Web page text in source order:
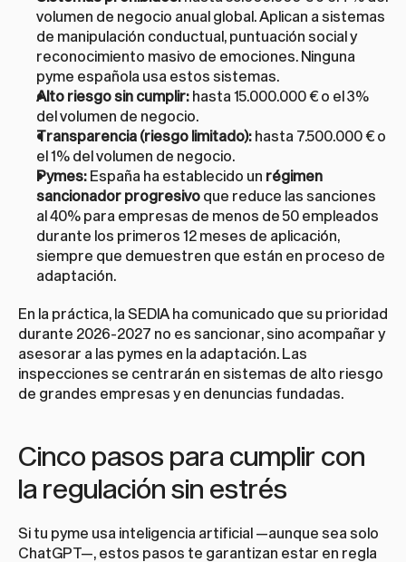
volumen de negocio anual global. Aplican a sistemas
de manipulación conductual, puntuación social y
reconocimiento masivo de emociones. Ninguna
pyme española usa estos sistemas.
Alto riesgo sin cumplir: hasta 15.000.000 € o el 3%
del volumen de negocio.
Transparencia (riesgo limitado): hasta 7.500.000 € o
el 1% del volumen de negocio.
Pymes: España ha establecido un régimen
sancionador progresivo que reduce las sanciones
al 40% para empresas de menos de 50 empleados
durante los primeros 12 meses de aplicación,
siempre que demuestren que están en proceso de
adaptación.
En la práctica, la SEDIA ha comunicado que su prioridad
durante 2026-2027 no es sancionar, sino acompañar y
asesorar a las pymes en la adaptación. Las
inspecciones se centrarán en sistemas de alto riesgo
de grandes empresas y en denuncias fundadas.
Cinco pasos para cumplir con
la regulación sin estrés
Si tu pyme usa inteligencia artificial —aunque sea solo
ChatGPT—, estos pasos te garantizan estar en regla